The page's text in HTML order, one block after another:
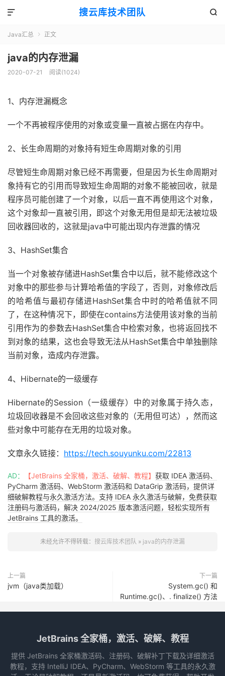
搜云库技术团队 

Java汇总  正文
java的内存泄漏
2020-07-21 阅读(1024)
1、内存泄漏概念
一个不再被程序使用的对象或变量一直被占据在内存中。
2、长生命周期的对象持有短生命周期对象的引用
尽管短生命周期对象已经不再需要，但是因为长生命周期对
象持有它的引用而导致短生命周期的对象不能被回收，就是
程序员可能创建了一个对象，以后一直不再使用这个对象，
这个对象却一直被引用，即这个对象无用但是却无法被垃圾
回收器回收的，这就是java中可能出现内存泄露的情况
3、HashSet集合
当一个对象被存储进HashSet集合中以后，就不能修改这个
对象中的那些参与计算哈希值的字段了，否则，对象修改后
的哈希值与最初存储进HashSet集合中时的哈希值就不同
了，在这种情况下，即使在contains方法使用该对象的当前
引用作为的参数去HashSet集合中检索对象，也将返回找不
到对象的结果，这也会导致无法从HashSet集合中单独删除
当前对象，造成内存泄露。
4、Hibernate的一级缓存
Hibernate的Session（一级缓存）中的对象属于持久态，
垃圾回收器是不会回收这些对象的（无用但可达），然而这
些对象中可能存在无用的垃圾对象。
文章永久链接： https://tech.souyunku.com/22813
AD： 【JetBrains 全家桶，激活、破解、教程】 获取 IDEA 激活码、
PyCharm 激活码、WebStorm 激活码和 DataGrip 激活码，提供详
细破解教程与永久激活方法。支持 IDEA 永久激活与破解，免费获取
注册码与激活码，解决 2024/2025 版本激活问题，轻松实现所有
JetBrains 工具的激活。
未经允许不得转载： 搜云库技术团队 » java的内存泄漏
上一篇
jvm（java类加载）
下一篇
System.gc() 和
Runtime.gc()、. finalize() 方法
JetBrains 全家桶，激活、破解、教程
提供 JetBrains 全家桶激活码、注册码、破解补丁下载及详细激活
教程，支持 IntelliJ IDEA、PyCharm、WebStorm 等工具的永久激